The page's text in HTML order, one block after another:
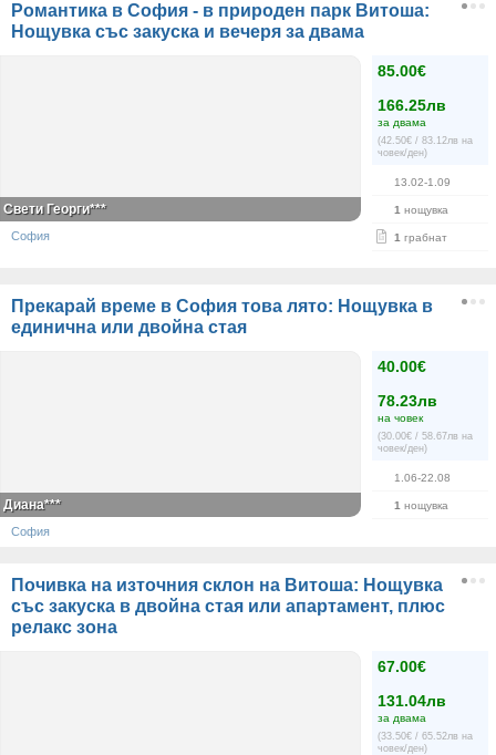
Романтика в София - в природен парк Витоша:
Нощувка със закуска и вечеря за двама
85.00€
166.25лв
за двама
(42.50€ / 83.12лв на
човек/ден)
13.02-1.09
1 нощувка
1 грабнат
Свети Георги***
София
Прекарай време в София това лято: Нощувка в
единична или двойна стая
40.00€
78.23лв
на човек
(30.00€ / 58.67лв на
човек/ден)
1.06-22.08
1 нощувка
Диана***
София
Почивка на източния склон на Витоша: Нощувка
със закуска в двойна стая или апартамент, плюс
релакс зона
67.00€
131.04лв
за двама
(33.50€ / 65.52лв на
човек/ден)